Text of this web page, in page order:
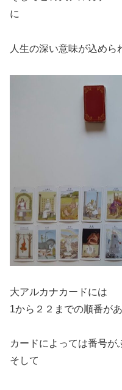
に
人生の深い意味が込めら
大アルカナカードには
1から２２までの順番が
カードによっては番号が
そして